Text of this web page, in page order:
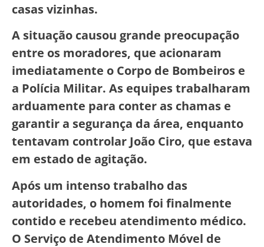
casas vizinhas.
A situação causou grande preocupação
entre os moradores, que acionaram
imediatamente o Corpo de Bombeiros e
a Polícia Militar. As equipes trabalharam
arduamente para conter as chamas e
garantir a segurança da área, enquanto
tentavam controlar João Ciro, que estava
em estado de agitação.
Após um intenso trabalho das
autoridades, o homem foi finalmente
contido e recebeu atendimento médico.
O Serviço de Atendimento Móvel de